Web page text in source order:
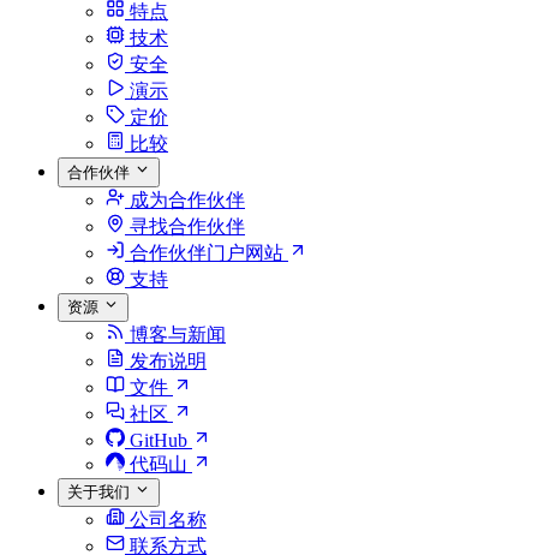
特点
技术
安全
演示
定价
比较
合作伙伴
成为合作伙伴
寻找合作伙伴
合作伙伴门户网站
支持
资源
博客与新闻
发布说明
文件
社区
GitHub
代码山
关于我们
公司名称
联系方式